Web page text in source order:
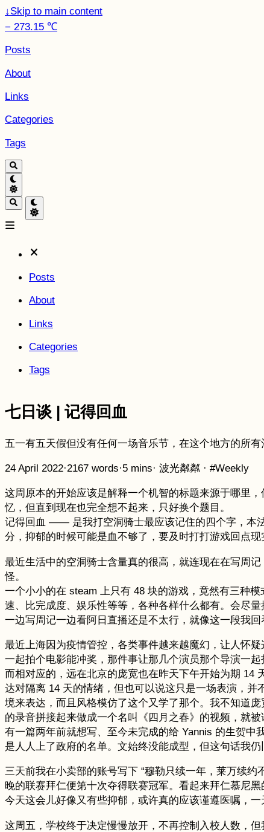
↓Skip to main content
− 273.15 ℃
Posts
About
Links
Categories
Tags
Posts
About
Links
Categories
Tags
七日谈 | 记得回血
五一有五天假但没有任何一场音乐节，在这个地方的所
24 April 2022·2167 words·5 mins· 波光粼粼 · #Weekly
这周原本的开始应该是解释一个机智的标题来源于哪里
忆，但直到现在也完全想不起来，只好换个题目。
记得回血 —— 是我打空洞骑士最应该记住的四个字，本
分，抑郁的时候可能是血不够了，要及时打打游戏回点现
最近生活中的空洞骑士含量真的很高，就连现在在写周
怪。
一个小小的在 steam 上只有 48 块的游戏，竟然有三种
速、比完成度、娱乐性等等，各种各样什么都有。会尽
一边写周记一边看阿日直播还是不太行，就像这一段我
最近上海因为疫情管控，各类事件越来越魔幻，让人怀
一起拍个电影能冲奖，那件事让那几个演员那个导演一
而相对应的，远在北京的庞宽也在昨天下午开始为期
达对隔离 14 天的情绪，但也可以说这只是一场表演，
境来表达，而且风格模仿了这个又学了那个。我不知道
的录音拼接起来做成一个名叫《四月之春》的视频，就
有一篇两年前就想写、至今未完成的给 Yannis 的生贺
是人人上了政府的名单。文始终没能成型，但这句话我仍
三天前我在小卖部的账号写下 “穆勒只续一年，莱万续
晚的联赛拜仁便第十次夺得联赛冠军。看起来拜仁慕尼
今天这会儿好像又有些抑郁，或许真的应该谨遵医嘱，一
这周五，学校终于决定慢慢放开，不再控制入校人数，